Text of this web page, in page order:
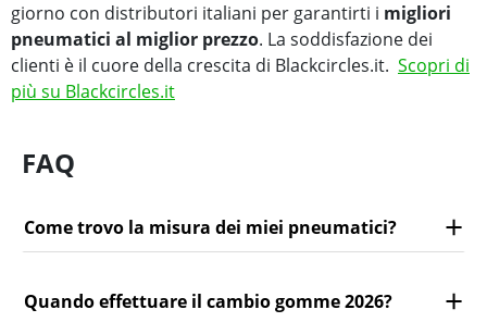
giorno con distributori italiani per garantirti i migliori
pneumatici al miglior prezzo. La soddisfazione dei
clienti è il cuore della crescita di Blackcircles.it. Scopri di
più su Blackcircles.it
FAQ
Come trovo la misura dei miei pneumatici?
Quando effettuare il cambio gomme 2026?